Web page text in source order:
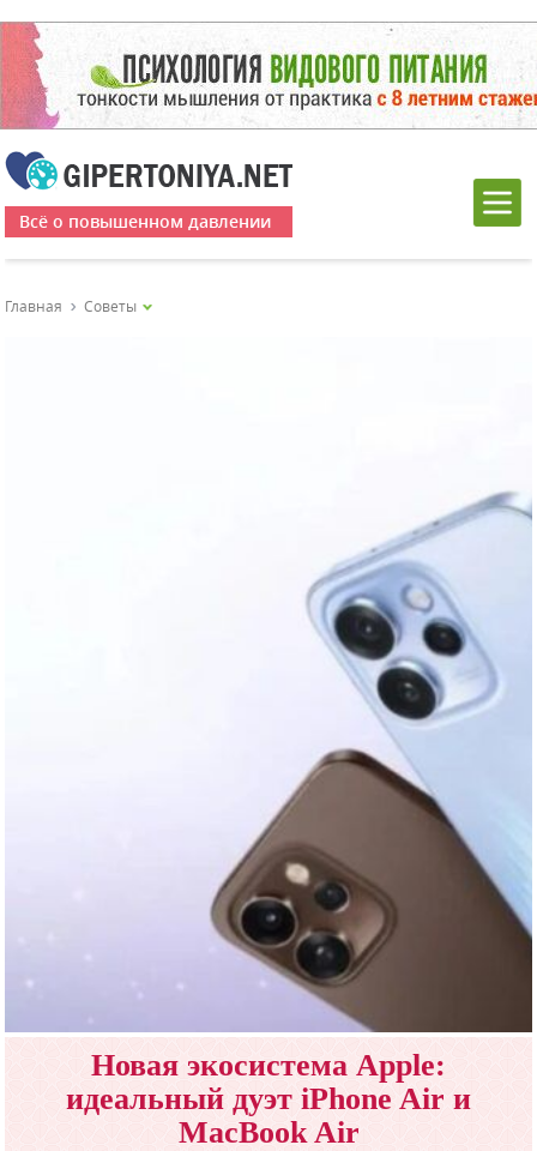
Всё о повышенном давлении
Главная Советы
Новая экосистема Apple:
идеальный дуэт iPhone Air и
MacBook Air